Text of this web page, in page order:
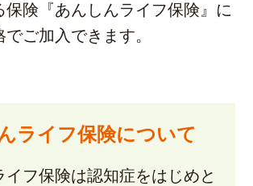
保険『あんしんライフ保険』に
ご加入できます。
ライフ保険について
イフ保険は認知症をはじめと